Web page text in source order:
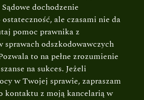
dochodzenie
ale czasami nie da
pomoc prawnika z
sprawach odszkodowawczych
to na pełne zrozumienie
na sukces. Jeżeli
w Twojej sprawie, zapraszam
kontaktu z moją kancelarią w